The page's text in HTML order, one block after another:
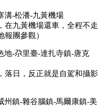
溝-松潘-九黃機場
在九黃機場還車，全程不走
團參觀）
地-尕里臺-達扎寺鎮-唐克
落日，反正就是自駕和攝影
州鎮-雜谷腦鎮-馬爾康鎮-美